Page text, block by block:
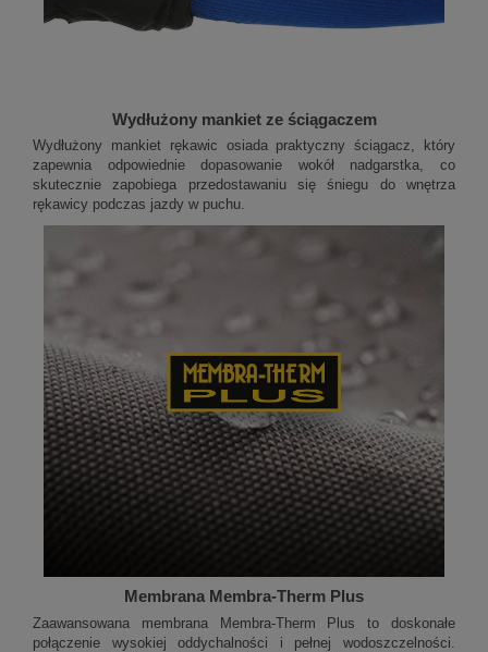
Wydłużony mankiet ze ściągaczem
Wydłużony mankiet rękawic osiada praktyczny ściągacz, który
zapewnia odpowiednie dopasowanie wokół nadgarstka, co
skutecznie zapobiega przedostawaniu się śniegu do wnętrza
rękawicy podczas jazdy w puchu.
Membrana Membra-Therm Plus
Zaawansowana membrana Membra-Therm Plus to doskonałe
połączenie wysokiej oddychalności i pełnej wodoszczelności.